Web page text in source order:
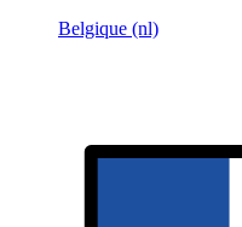
Belgique (nl)